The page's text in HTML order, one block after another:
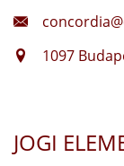
1097
JOGI